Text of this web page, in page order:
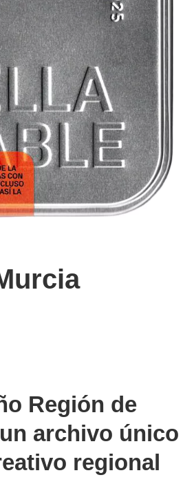
Región de
archivo único
regional